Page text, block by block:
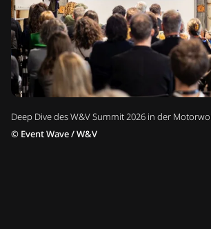
Deep Dive des W&V Summit 2026 in der
© Event Wave / W&V